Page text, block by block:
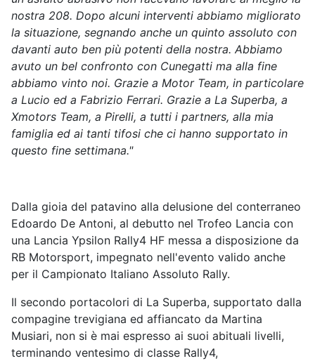
nostra 208. Dopo alcuni interventi abbiamo migliorato
la situazione, segnando anche un quinto assoluto con
davanti auto ben più potenti della nostra. Abbiamo
avuto un bel confronto con Cunegatti ma alla fine
abbiamo vinto noi. Grazie a Motor Team, in particolare
a Lucio ed a Fabrizio Ferrari. Grazie a La Superba, a
Xmotors Team, a Pirelli, a tutti i partners, alla mia
famiglia ed ai tanti tifosi che ci hanno supportato in
questo fine settimana."
Dalla gioia del patavino alla delusione del conterraneo
Edoardo De Antoni, al debutto nel Trofeo Lancia con
una Lancia Ypsilon Rally4 HF messa a disposizione da
RB Motorsport, impegnato nell'evento valido anche
per il Campionato Italiano Assoluto Rally.
Il secondo portacolori di La Superba, supportato dalla
compagine trevigiana ed affiancato da Martina
Musiari, non si è mai espresso ai suoi abituali livelli,
terminando ventesimo di classe Rally4,